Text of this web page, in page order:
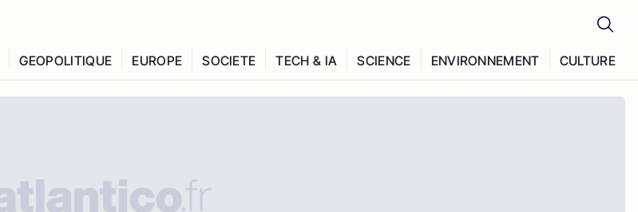
GEOPOLITIQUE EUROPE SOCIETE TECH & IA SCIENCE ENVIRONNEMENT CULTURE